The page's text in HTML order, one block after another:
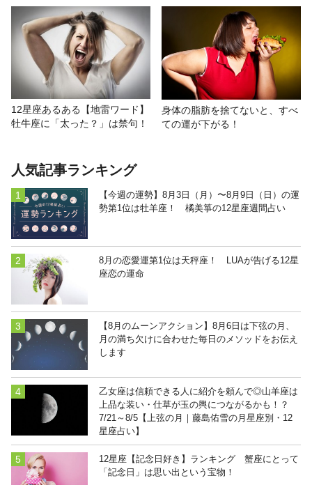
12星座あるある【地雷ワード】
牡牛座に「太った？」は禁句！
身体の脂肪を捨てないと、すべ
ての運が下がる！
人気記事ランキング
【今週の運勢】8月3日（月）〜8月9日（日）の運
勢第1位は牡羊座！ 橘美箏の12星座週間占い
8月の恋愛運第1位は天秤座！ LUAが告げる12星
座恋の運命
【8月のムーンアクション】8月6日は下弦の月、
月の満ち欠けに合わせた毎日のメソッドをお伝え
します
乙女座は信頼できる人に紹介を頼んで◎山羊座は
上品な装い・仕草が玉の輿につながるかも！？
7/21～8/5【上弦の月｜藤島佑雪の月星座別・12
星座占い】
12星座【記念日好き】ランキング 蟹座にとって
「記念日」は思い出という宝物！